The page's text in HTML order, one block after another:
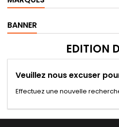
BANNER
EDITION
Veuillez nous excuser
Effectuez une nouvelle